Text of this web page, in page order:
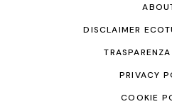
DISCLAIMER
PRIVACY
COOKIE